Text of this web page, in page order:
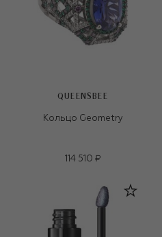
QUEENSBEE
Кольцо Geometry
114 510 ₽